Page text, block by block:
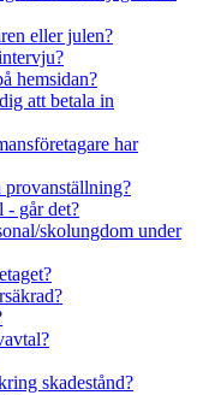
eller julen?
hemsidan?
att betala in
har
provanställning?
- går det?
skolungdom under
skadestånd?